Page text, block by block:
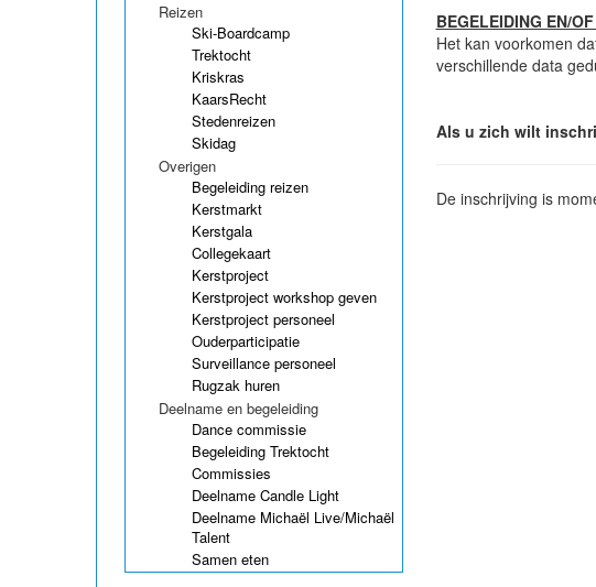
Reizen
Ski-Boardcamp
Trektocht
Kriskras
KaarsRecht
Stedenreizen
Skidag
Overigen
Begeleiding reizen
Kerstmarkt
Kerstgala
Collegekaart
Kerstproject
Kerstproject workshop geven
Kerstproject personeel
Ouderparticipatie
Surveillance personeel
Rugzak huren
Deelname en begeleiding
Dance commissie
Begeleiding Trektocht
Commissies
Deelname Candle Light
Deelname Michaël Live/Michaël
Talent
Samen eten
BEGELEIDING EN/
Het kan voorkomen
verschillende data
Als u zich wilt
De inschrijving is